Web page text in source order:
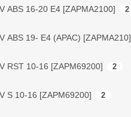
ABS 16-20 E4 [ZAPMA2100] 2
ABS 19- E4 (APAC) [ZAPMA210]
RST 10-16 [ZAPM69200] 2
S 10-16 [ZAPM69200] 2